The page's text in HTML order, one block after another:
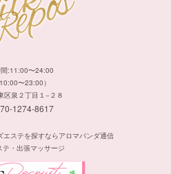
:11:00〜24:00
〜23:00）
区泉２丁目１−２８
1274-8617
テ・出張マッサージ